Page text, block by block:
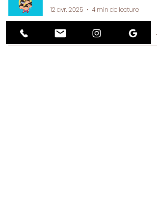
12 avr. 2025 4 min de lecture